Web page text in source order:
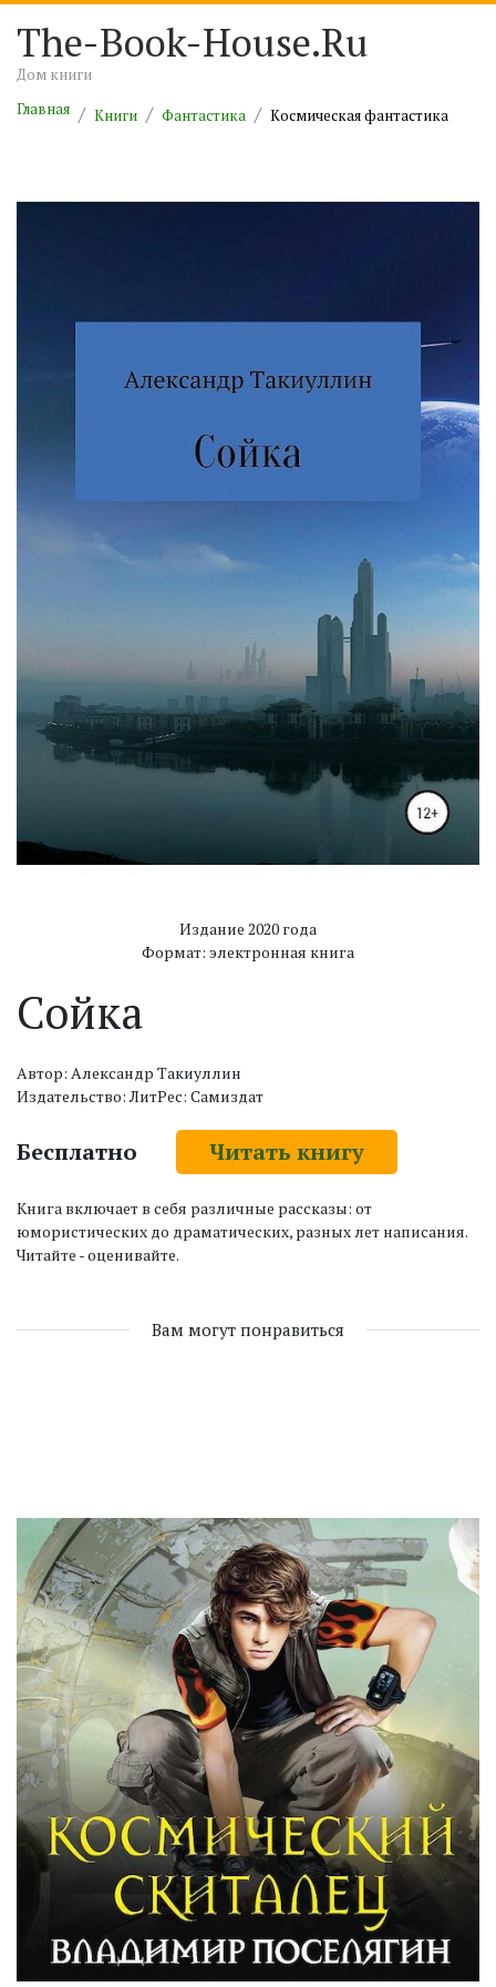
The-Book-House.Ru
Дом книги
Главная
Книги Фантастика Космическая фантастика
Издание 2020 года
Формат: электронная книга
Сойка
Автор: Александр Такиуллин
Издательство: ЛитРес: Самиздат
Бесплатно Читать книгу
Книга включает в себя различные рассказы: от
юмористических до драматических, разных лет написания.
Читайте - оценивайте.
Вам могут понравиться